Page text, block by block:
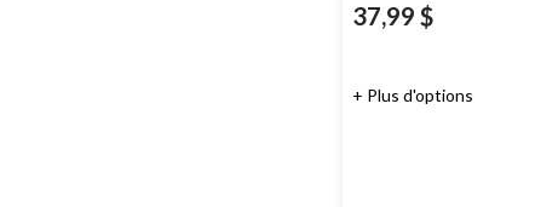
37,99 $
+ Plus d'options